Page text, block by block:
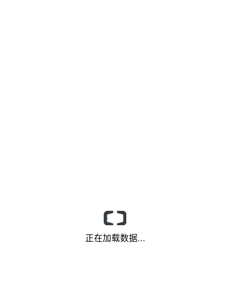
正在加载数据...